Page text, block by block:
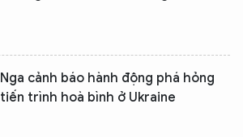
Nga cảnh báo hành động phá hỏng
tiến trình hoà bình ở Ukraine